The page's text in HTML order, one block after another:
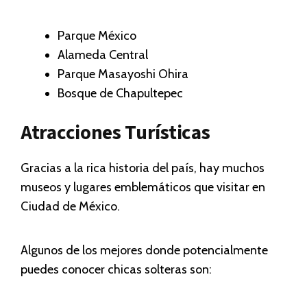
Parque México
Alameda Central
Parque Masayoshi Ohira
Bosque de Chapultepec
Atracciones Turísticas
Gracias a la rica historia del país, hay muchos
museos y lugares emblemáticos que visitar en
Ciudad de México.
Algunos de los mejores donde potencialmente
puedes conocer chicas solteras son: